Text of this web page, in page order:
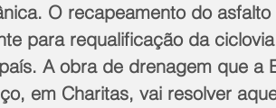
O recapeamento do
para requalificação da
A obra de drenagem que a
em Charitas, vai resolver